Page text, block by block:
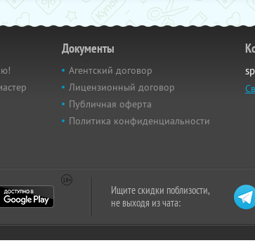
Документы
Агентский договор
Лицензионный договор
Публичная оферта
Политика конфиденциальности
Ищите скидки поблизости,
не выходя из чата: